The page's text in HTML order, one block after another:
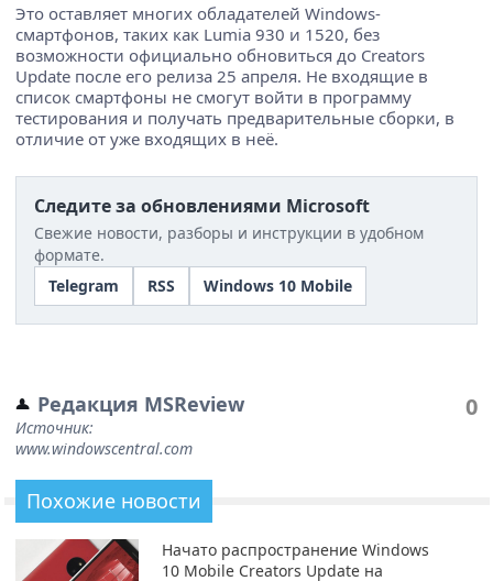
Это оставляет многих обладателей Windows-
смартфонов, таких как Lumia 930 и 1520, без
возможности официально обновиться до Creators
Update после его релиза 25 апреля. Не входящие в
список смартфоны не смогут войти в программу
тестирования и получать предварительные сборки, в
отличие от уже входящих в неё.
Следите за обновлениями Microsoft
Свежие новости, разборы и инструкции в удобном
формате.
Telegram
RSS Windows 10 Mobile
Редакция MSReview
Источник:
www.windowscentral.com
0
Похожие новости
Начато распространение Windows
10 Mobile Creators Update на